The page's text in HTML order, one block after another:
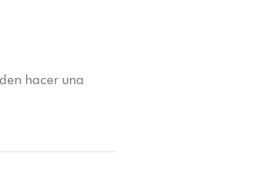
hacer una